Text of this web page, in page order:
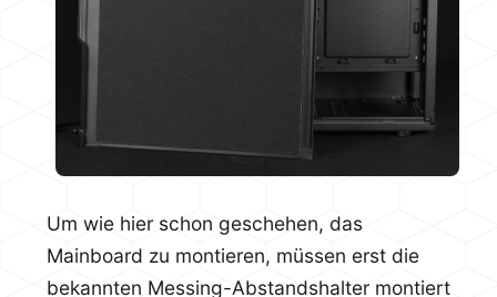
Um wie hier schon geschehen, das
Mainboard zu montieren, müssen erst die
bekannten Messing-Abstandshalter montiert